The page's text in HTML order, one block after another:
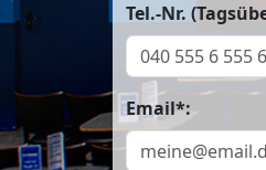
Tel.-Nr.
Email*: